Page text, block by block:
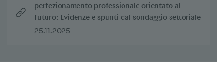
perfezionamento professionale orientato al
futuro: Evidenze e spunti dal sondaggio settoriale
25.11.2025